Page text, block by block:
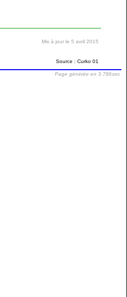
Mis à jour le 5 avril 2015
Source : Curko 01
Page générée en 3.786sec